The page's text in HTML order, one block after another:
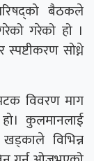
बैठकले
गरेको हो ।
सोध्ने
विवरण माग
कुलमानलाई
खड्काले विभिन्न